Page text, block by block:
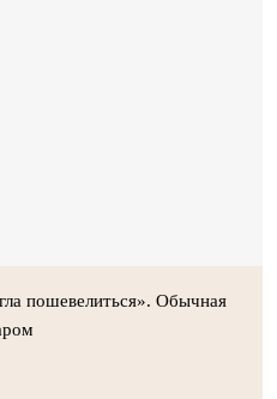
пошевелиться». Обычная